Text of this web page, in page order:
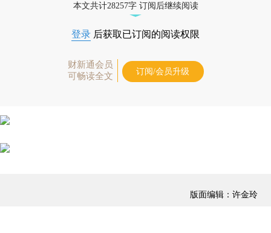
本文共计28257字 订阅后继续阅读
登录 后获取已订阅的阅读权限
财新通会员
可畅读全文
订阅/会员升级
版面编辑：许金玲